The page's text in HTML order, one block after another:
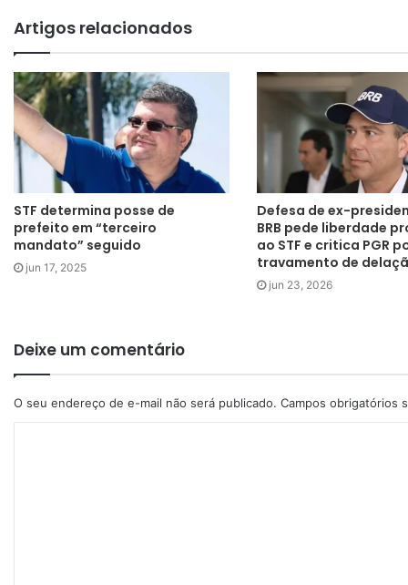
Artigos relacionados
STF determina posse de
prefeito em “terceiro
mandato” seguido
jun 17, 2025
Defesa de ex-
BRB pede liberdade
ao STF e critica PGR
travamento de
jun 23, 2026
Deixe um comentário
O seu endereço de e-mail não será publicado. Campos obrigatórios